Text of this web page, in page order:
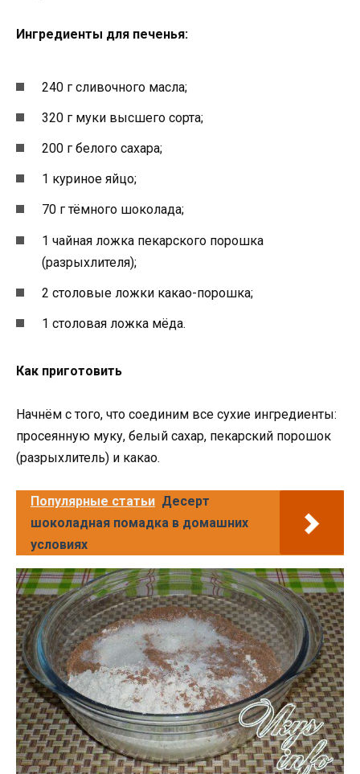
Ингредиенты для печенья:
240 г сливочного масла;
320 г муки высшего сорта;
200 г белого сахара;
1 куриное яйцо;
70 г тёмного шоколада;
1 чайная ложка пекарского порошка
(разрыхлителя);
2 столовые ложки какао-порошка;
1 столовая ложка мёда.
Как приготовить
Начнём с того, что соединим все сухие ингредиенты:
просеянную муку, белый сахар, пекарский порошок
(разрыхлитель) и какао.
Популярные статьи Десерт
шоколадная помадка в домашних
условиях